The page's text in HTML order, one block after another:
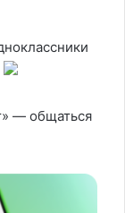
— общаться